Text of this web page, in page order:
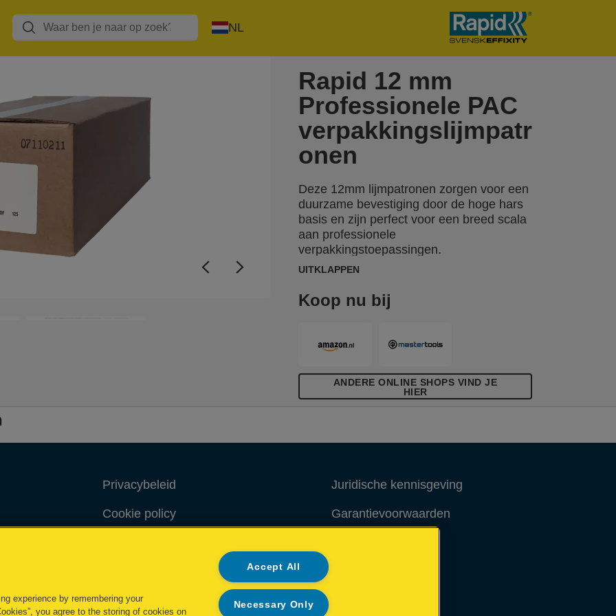
NL
Rapid 12 mm
Professionele PAC
verpakkingslijmpatr
onen
Deze 12mm lijmpatronen zorgen voor een
duurzame bevestiging door de hoge hars
basis en zijn perfect voor een breed scala
aan professionele
verpakkingstoepassingen.
UITKLAPPEN
Koop nu bij
ANDERE ONLINE SHOPS VIND JE
HIER
Privacybeleid
Cookie policy
Conformiteitsverklaringen
Juridische kennisgeving
Garantievoorwaarden
experience by remembering your
you agree to the storing of cookies on
Accept All
Necessary Only